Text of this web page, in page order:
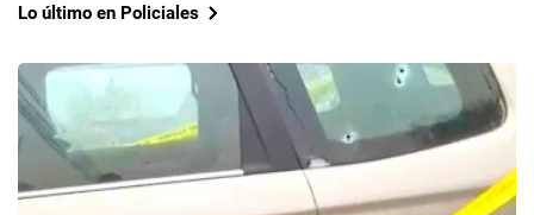
Lo último en Policiales